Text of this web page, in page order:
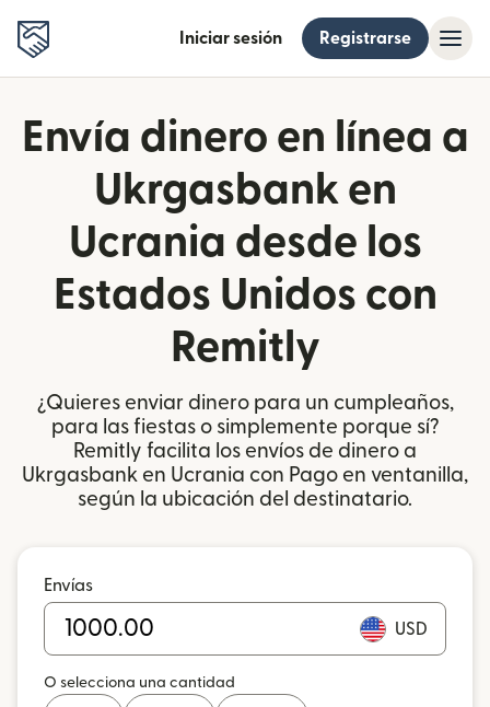
Iniciar sesión Registrarse
Envía dinero en línea a
Ukrgasbank en
Ucrania desde los
Estados Unidos con
Remitly
¿Quieres enviar dinero para un cumpleaños,
para las fiestas o simplemente porque sí?
Remitly facilita los envíos de dinero a
Ukrgasbank en Ucrania con Pago en ventanilla,
según la ubicación del destinatario.
Envías
USD
O selecciona una cantidad